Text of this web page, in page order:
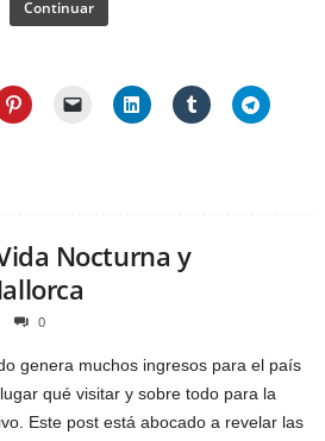
Continuar
Nocturna y
0
genera muchos ingresos para el país
qué visitar y sobre todo para la
Este post está abocado a revelar las